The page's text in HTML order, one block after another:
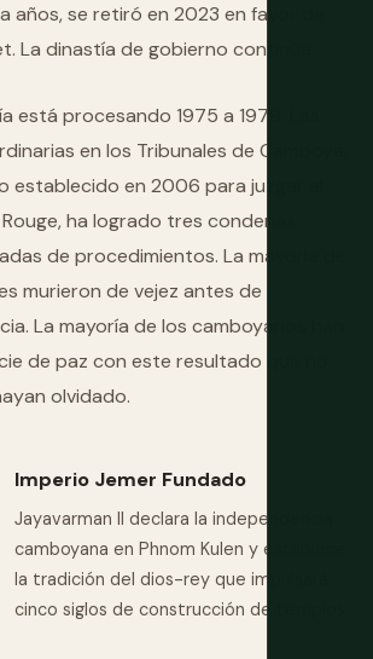
años, se retiró en 2023 en favor de
La dinastía de gobierno continúa.
está procesando 1975 a 1979. Las
en los Tribunales de Camboya,
establecido en 2006 para juzgar al
ha logrado tres condenas
de procedimientos. La mayoría de
murieron de vejez antes de
La mayoría de los camboyanos han
de paz con este resultado que no
olvidado.
Imperio Jemer Fundado
Jayavarman II declara la independencia
camboyana en Phnom Kulen y establece
la tradición del dios-rey que impulsará
cinco siglos de construcción de templos.